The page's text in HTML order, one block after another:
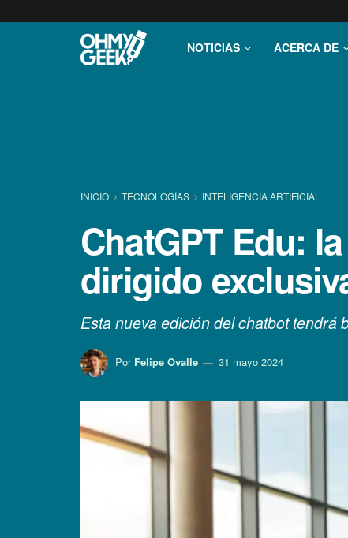
NOTICIAS ACERCA DE
INICIO TECNOLOGÍ­AS INTELIGENCIA ARTIFICIAL
ChatGPT Edu:
dirigido
Esta nueva edición del chatbot tendrá
Por Felipe Ovalle 31 mayo 2024